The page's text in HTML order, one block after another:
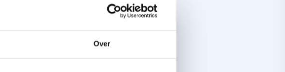
Over
bij mijn BFF en ik. Wat nu?
liet vallen